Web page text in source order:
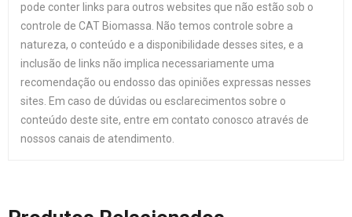
pode conter links para outros websites que não estão sob o
controle de CAT Biomassa. Não temos controle sobre a
natureza, o conteúdo e a disponibilidade desses sites, e a
inclusão de links não implica necessariamente uma
recomendação ou endosso das opiniões expressas nesses
sites. Em caso de dúvidas ou esclarecimentos sobre o
conteúdo deste site, entre em contato conosco através de
nossos canais de atendimento.